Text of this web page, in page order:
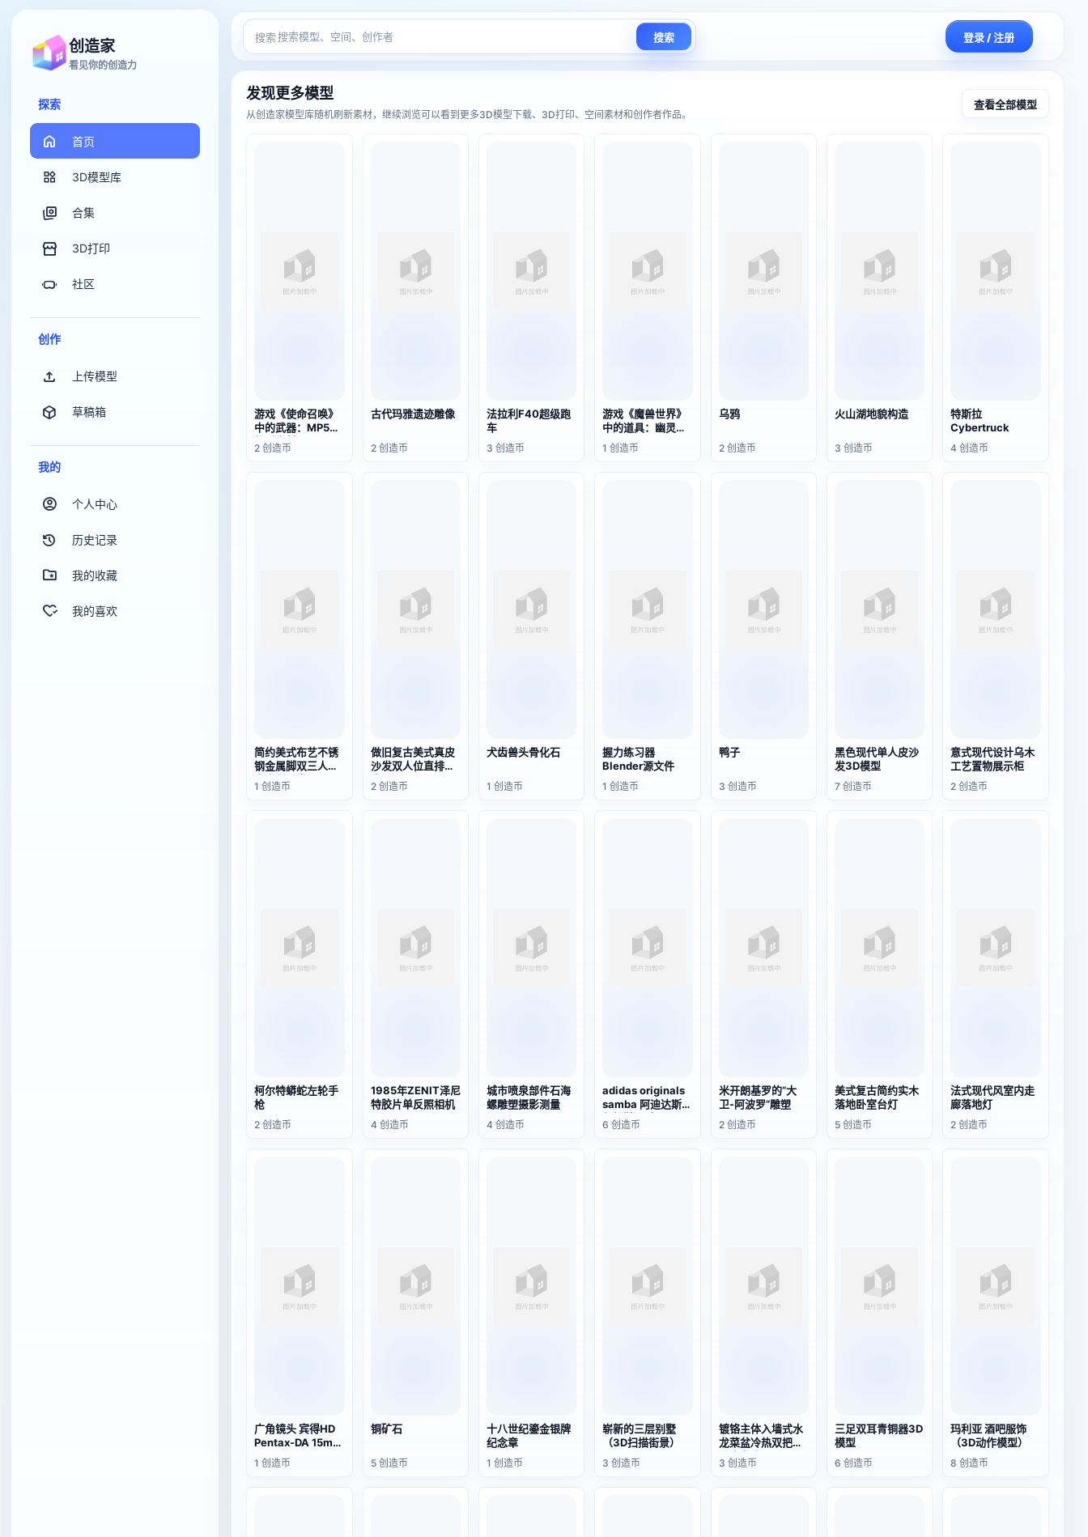
创造家
看见你的创造力
探索
首页
3D模型库
合集
3D打印
社区
创作
上传模型
草稿箱
我的
个人中心
历史记录
我的收藏
我的喜欢
搜索 搜索 登录 / 注册
创造家 3D模型下载、3D打印与AR/XR空间创作平台
发现更多模型
从创造家模型库随机刷新素材，继续浏览可以看到更多3D模型下载、3D打印、空间素材和创作者作品。
查看全部模型
游戏《使命召唤》
中的武器：MP5&
榴弹发射器
2 创造币
古代玛雅遗迹雕像
2 创造币
法拉利F40超级跑
车
3 创造币
游戏《魔兽世界》
中的道具：幽灵镰
刀
1 创造币
乌鸦
2 创造币
火山湖地貌构造
3 创造币
特斯拉
Cybertruck
4 创造币
简约美式布艺不锈
钢金属脚双三人沙
发会所沙发
1 创造币
做旧复古美式真皮
沙发双人位直排沙
2 创造币
犬齿兽头骨化石
1 创造币
握力练习器
Blender源文件
1 创造币
鸭子
3 创造币
黑色现代单人皮沙
发3D模型
7 创造币
意式现代设计乌木
工艺置物展示柜
2 创造币
柯尔特蟒蛇左轮手
枪
2 创造币
1985年ZENIT泽尼
特胶片单反照相机
4 创造币
城市喷泉部件石海
螺雕塑摄影测量
4 创造币
adidas originals
samba 阿迪达斯低
帮板鞋 黑白
6 创造币
米开朗基罗的“大
卫-阿波罗”雕塑
2 创造币
美式复古简约实木
落地卧室台灯
5 创造币
法式现代风室内走
廊落地灯
2 创造币
广角镜头 宾得HD
Pentax-DA 15mm
F4 ED AL Limited
灰色款
1 创造币
铜矿石
5 创造币
十八世纪鎏金银牌
纪念章
1 创造币
崭新的三层别墅
（3D扫描街景）
3 创造币
镀铬主体入墙式水
龙菜盆冷热双把双
孔水龙头
3 创造币
三足双耳青铜器3D
模型
6 创造币
玛利亚 酒吧服饰
（3D动作模型）
8 创造币